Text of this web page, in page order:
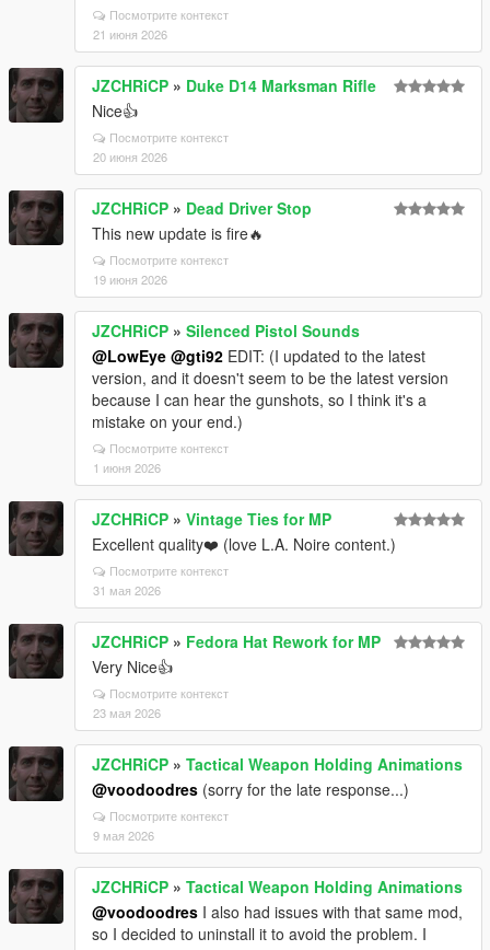
Посмотрите контекст
21 июня 2026
JZCHRiCP » Duke D14 Marksman Rifle
Nice👍
Посмотрите контекст
20 июня 2026
JZCHRiCP » Dead Driver Stop
This new update is fire🔥
Посмотрите контекст
19 июня 2026
JZCHRiCP » Silenced Pistol Sounds
@LowEye @gti92 EDIT: (I updated to the latest
version, and it doesn't seem to be the latest version
because I can hear the gunshots, so I think it's a
mistake on your end.)
Посмотрите контекст
1 июня 2026
JZCHRiCP » Vintage Ties for MP
Excellent quality❤️ (love L.A. Noire content.)
Посмотрите контекст
31 мая 2026
JZCHRiCP » Fedora Hat Rework for MP
Very Nice👍
Посмотрите контекст
23 мая 2026
JZCHRiCP » Tactical Weapon Holding Animations
@voodoodres (sorry for the late response...)
Посмотрите контекст
9 мая 2026
JZCHRiCP » Tactical Weapon Holding Animations
@voodoodres I also had issues with that same mod,
so I decided to uninstall it to avoid the problem. I